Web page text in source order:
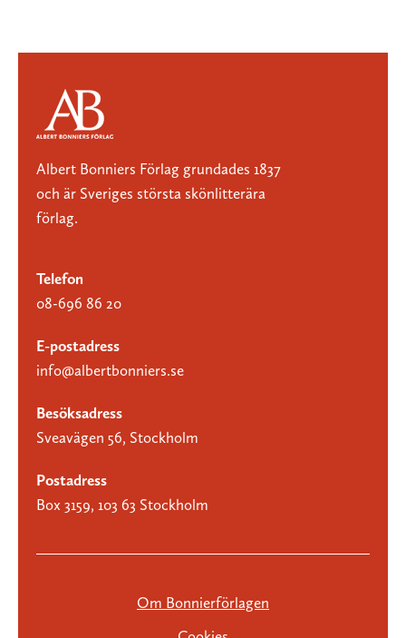
Albert Bonniers Förlag grundades 1837
och är Sveriges största skönlitterära
förlag.
Telefon
08-696 86 20
E-postadress
info@albertbonniers.se
Besöksadress
Sveavägen 56, Stockholm
Postadress
Box 3159, 103 63 Stockholm
Om Bonnierförlagen